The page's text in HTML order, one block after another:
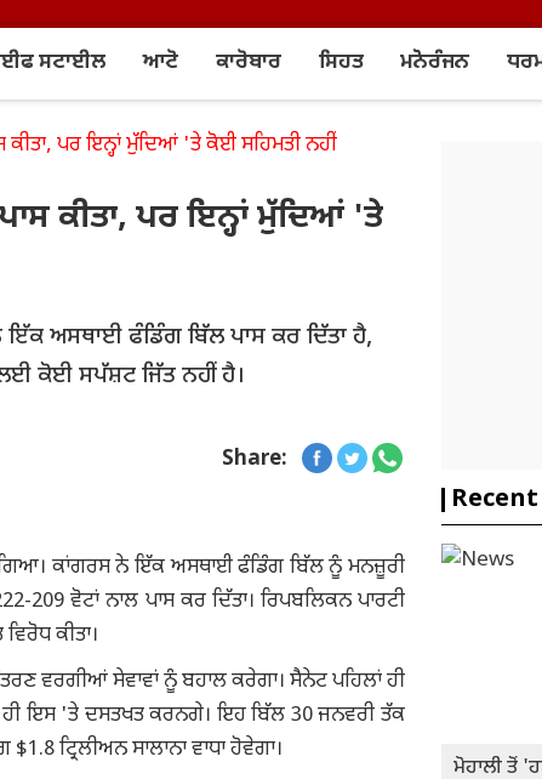
ਸਟਾਈਲ ਆਟੋ ਕਾਰੋਬਾਰ ਸਿਹਤ ਮਨੋਰੰਜਨ
ਪਰ ਇਨ੍ਹਾਂ ਮੁੱਦਿਆਂ 'ਤੇ ਕੋਈ ਸਹਿਮਤੀ ਨਹੀਂ
ਕੀਤਾ, ਪਰ ਇਨ੍ਹਾਂ ਮੁੱਦਿਆਂ 'ਤੇ
ਇੱਕ ਅਸਥਾਈ ਫੰਡਿੰਗ ਬਿੱਲ ਪਾਸ ਕਰ ਦਿੱਤਾ ਹੈ,
ਲਈ ਕੋਈ ਸਪੱਸ਼ਟ ਜਿੱਤ ਨਹੀਂ ਹੈ।
Share:
ਗਿਆ। ਕਾਂਗਰਸ ਨੇ ਇੱਕ ਅਸਥਾਈ ਫੰਡਿੰਗ ਬਿੱਲ ਨੂੰ ਮਨਜ਼ੂਰੀ
ਵੋਟਾਂ ਨਾਲ ਪਾਸ ਕਰ ਦਿੱਤਾ। ਰਿਪਬਲਿਕਨ ਪਾਰਟੀ
ਕੀਤਾ।
ਵਰਗੀਆਂ ਸੇਵਾਵਾਂ ਨੂੰ ਬਹਾਲ ਕਰੇਗਾ। ਸੈਨੇਟ ਪਹਿਲਾਂ ਹੀ
ਹੀ ਇਸ 'ਤੇ ਦਸਤਖਤ ਕਰਨਗੇ। ਇਹ ਬਿੱਲ 30 ਜਨਵਰੀ ਤੱਕ
ਟ੍ਰਿਲੀਅਨ ਸਾਲਾਨਾ ਵਾਧਾ ਹੋਵੇਗਾ।
ਮੋਹਾਲੀ ਤੋਂ